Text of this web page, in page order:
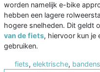
worden namelijk e-bike
hebben een lagere
hogere snelheden. Dit geldt
van de fiets, hiervoor kun je
gebruiken.
fiets, elektrische,